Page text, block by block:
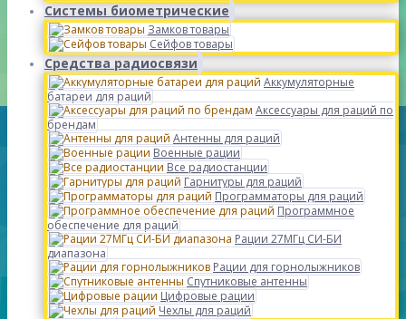
Системы биометрические
Замков товары
Сейфов товары
Средства радиосвязи
Аккумуляторные
батареи для раций
Аксессуары для раций по
брендам
Антенны для раций
Военные рации
Все радиостанции
Гарнитуры для раций
Программаторы для раций
Программное
обеспечение для раций
Рации 27МГц СИ-БИ
диапазона
Рации для горнолыжников
Спутниковые антенны
Цифровые рации
Чехлы для раций